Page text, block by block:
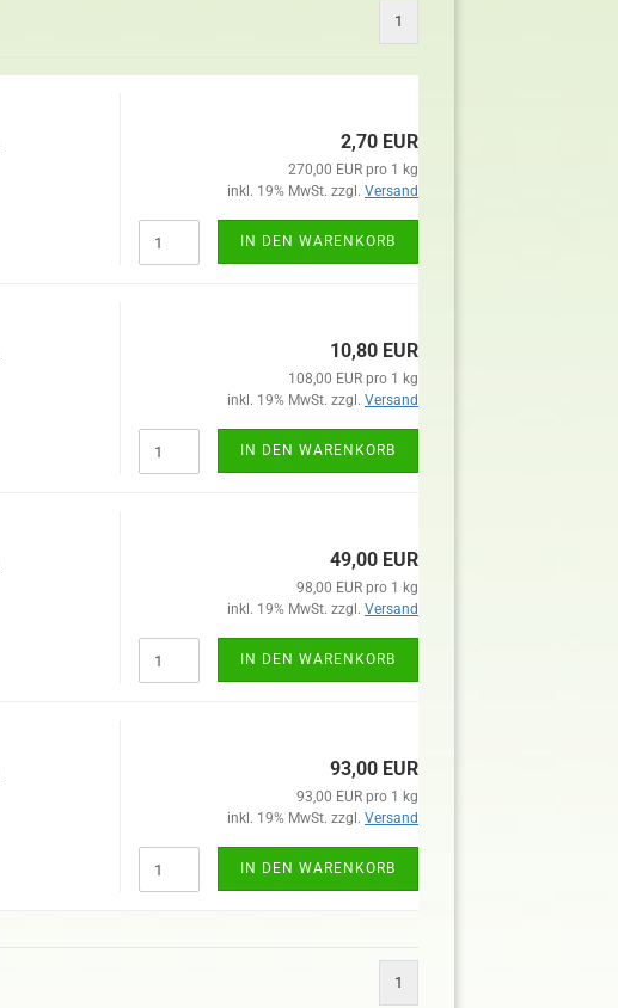
1
2,70 EUR
270,00 EUR pro 1 kg
inkl. 19% MwSt. zzgl. Versand
IN DEN WARENKORB
10,80 EUR
108,00 EUR pro 1 kg
inkl. 19% MwSt. zzgl. Versand
IN DEN WARENKORB
49,00 EUR
98,00 EUR pro 1 kg
inkl. 19% MwSt. zzgl. Versand
IN DEN WARENKORB
93,00 EUR
93,00 EUR pro 1 kg
inkl. 19% MwSt. zzgl. Versand
IN DEN WARENKORB
1